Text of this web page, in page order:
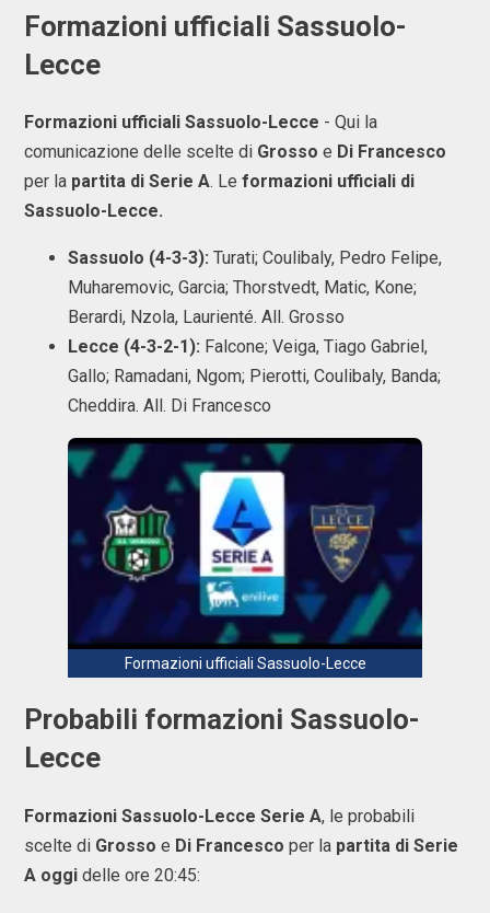
Formazioni ufficiali Sassuolo-
Lecce
Formazioni ufficiali Sassuolo-Lecce - Qui la
comunicazione delle scelte di Grosso e Di Francesco
per la partita di Serie A. Le formazioni ufficiali di
Sassuolo-Lecce.
Sassuolo (4-3-3): Turati; Coulibaly, Pedro Felipe,
Muharemovic, Garcia; Thorstvedt, Matic, Kone;
Berardi, Nzola, Laurienté. All. Grosso
Lecce (4-3-2-1): Falcone; Veiga, Tiago Gabriel,
Gallo; Ramadani, Ngom; Pierotti, Coulibaly, Banda;
Cheddira. All. Di Francesco
Formazioni ufficiali Sassuolo-Lecce
Probabili formazioni Sassuolo-
Lecce
Formazioni Sassuolo-Lecce Serie A, le probabili
scelte di Grosso e Di Francesco per la partita di Serie
A oggi delle ore 20:45: